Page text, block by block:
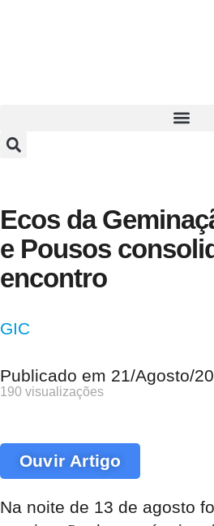
Ecos da
e Pousos
encontro
GIC
Publicado em 21/Agosto/
190 visualizações
Ouvir Artigo
Na noite de 13 de agosto